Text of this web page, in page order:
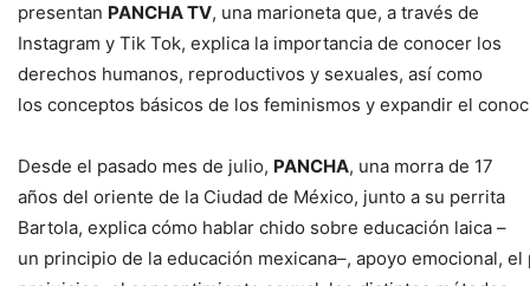
presentan PANCHA TV, una marioneta que, a través de
Instagram y Tik Tok, explica la importancia de conocer los
derechos humanos, reproductivos y sexuales, así como
los conceptos básicos de los feminismos y expandir el
Desde el pasado mes de julio, PANCHA, una morra de 17
años del oriente de la Ciudad de México, junto a su perrita
Bartola, explica cómo hablar chido sobre educación laica –
un principio de la educación mexicana–, apoyo emocional,